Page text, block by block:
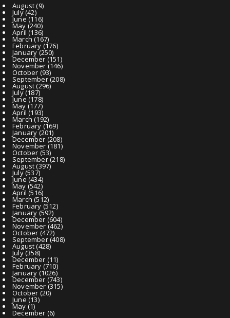
August(9)
July(42)
June(116)
May (240)
April (136)
March (167)
February (176)
January(250)
December (151)
November (146)
October (93)
September(208)
August(296)
July(187)
June(178)
May (177)
April (193)
March (192)
February (169)
January(201)
December (208)
November (181)
October (53)
September(218)
August(397)
July(537)
June(434)
May (542)
April (516)
March (512)
February (512)
January(592)
December (604)
November (462)
October (472)
September(408)
August(428)
July(358)
December (11)
February (710)
January(1026)
December (743)
November (315)
October (20)
June (13)
May (1)
December (6)